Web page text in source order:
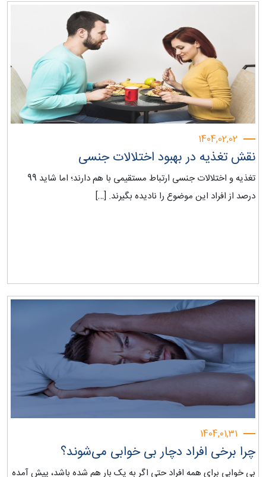
1404,02,02
نقش تغذیه در بهبود اختلالات جنسی
تغذیه و اختلالات جنسی ارتباط مستقیمی با هم دارند؛ اما شاید 99
درصد از افراد این موضوع را نادیده بگیرند. […]
1404,01,31
چرا برخی افراد دچار بی خوابی می‌شوند؟
بی خوابی برای همه افراد حتی اگر به یک بار هم شده باشد، پیش آمده